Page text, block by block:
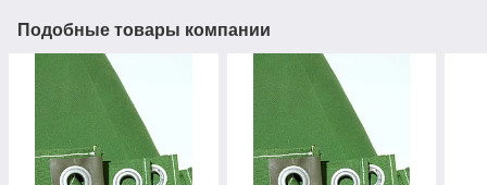
Подобные товары компании